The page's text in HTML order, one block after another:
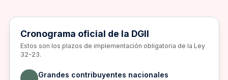
Cronograma oficial de la DGII
Estos son los plazos de implementación obligatoria de la Ley
32-23.
Grandes contribuyentes nacionales